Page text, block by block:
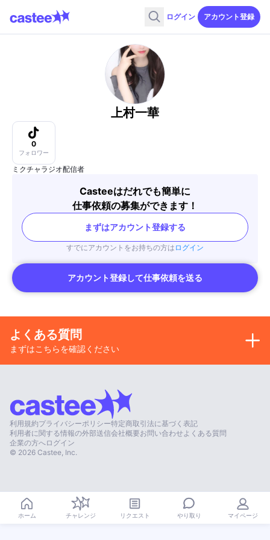
ログイン アカウント登録
上村一華
0
フォロワー
ミクチャラジオ配信者
Casteeはだれでも簡単に
仕事依頼の募集ができます！
まずはアカウント登録する
すでにアカウントをお持ちの方は ログイン
アカウント登録して仕事依頼を送る
よくある質問
まずはこちらを確認ください
利用規約プライバシーポリシー特定商取引法に基づく表記
利用者に関する情報の外部送信会社概要お問い合わせ よくある質問
企業の方へログイン
© 2026 Castee, Inc.
ホーム チャレンジ リクエスト やり取り マイページ